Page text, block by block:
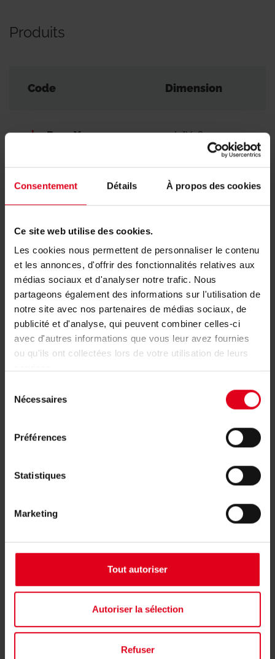
Consentement Détails À propos des cookies
Ce site web utilise des cookies.
Les cookies nous permettent de personnaliser le contenu
et les annonces, d'offrir des fonctionnalités relatives aux
médias sociaux et d'analyser notre trafic. Nous
partageons également des informations sur l'utilisation de
notre site avec nos partenaires de médias sociaux, de
publicité et d'analyse, qui peuvent combiner celles-ci
avec d'autres informations que vous leur avez fournies
ou qu'ils ont collectées lors de votre utilisation de leurs
Nécessaires
Préférences
Statistiques
Marketing
Tout autoriser
Autoriser la sélection
Refuser
Produits
Code Dimension
R417X013 1/2"X18
Besoin d'aide avec l'article R417?
Si vous souhaitez des informations
complémentaires, contactez l'assistante ou le
chargé d'affaires de votre région.
Trouvez le chargé d'affaires de votre